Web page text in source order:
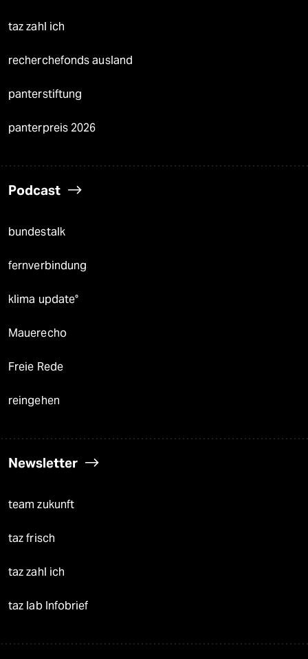
taz zahl ich
recherchefonds ausland
panterstiftung
panterpreis 2026
Podcast
bundestalk
fernverbindung
klima update°
Mauerecho
Freie Rede
reingehen
Newsletter
team zukunft
taz frisch
taz zahl ich
taz lab Infobrief